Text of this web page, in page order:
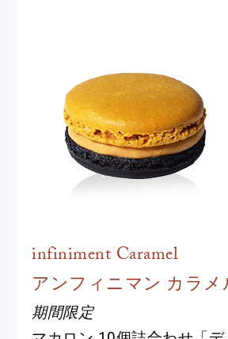
infiniment Caramel
アンフィニマン カラメ
期間限定